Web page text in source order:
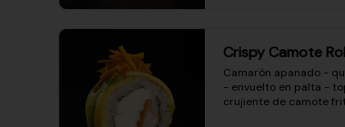
Crispy Camote
Camarón apanado -
- envuelto en palta -
crujiente de camote